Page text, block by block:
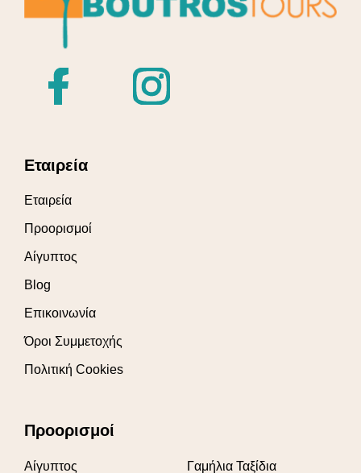
Εταιρεία
Εταιρεία
Προορισμοί
Αίγυπτος
Blog
Επικοινωνία
Όροι Συμμετοχής
Πολιτική Cookies
Προορισμοί
Αίγυπτος Γαμήλια Ταξίδια